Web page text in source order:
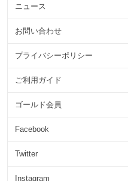
ニュース
お問い合わせ
プライバシーポリシー
ご利用ガイド
ゴールド会員
Facebook
Twitter
Instagram